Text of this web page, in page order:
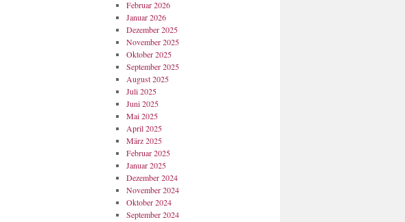
Februar 2026
Januar 2026
Dezember 2025
November 2025
Oktober 2025
September 2025
August 2025
Juli 2025
Juni 2025
Mai 2025
April 2025
März 2025
Februar 2025
Januar 2025
Dezember 2024
November 2024
Oktober 2024
September 2024